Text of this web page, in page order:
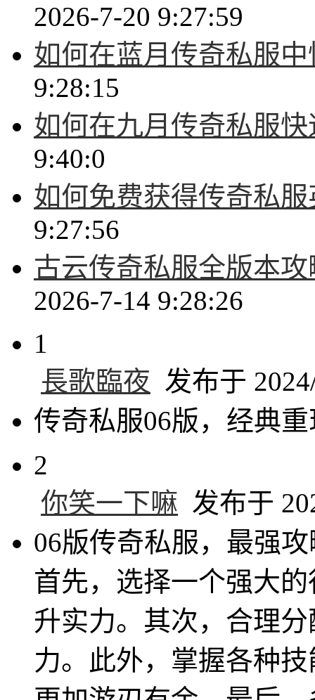
2026-7-20 9:27:59
如何在蓝月传奇私服
9:28:15
如何在九月传奇私服
9:40:0
如何免费获得传奇私
9:27:56
古云传奇私服全版本
2026-7-14 9:28:26
1
長歌臨夜 发布于
传奇私服06版，经典
2
你笑一下嘛 发布于
06版传奇私服，最强
首先，选择一个强大
升实力。其次，合理
力。此外，掌握各种